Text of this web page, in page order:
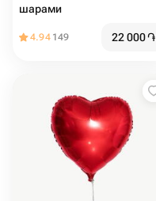
шарами
4.94 149 22 000֏